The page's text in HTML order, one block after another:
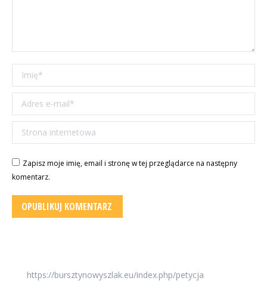
Imię *
Adres e-mail *
Strona internetowa
Zapisz moje imię, email i stronę w tej przeglądarce na następny
komentarz.
OPUBLIKUJ KOMENTARZ
https://bursztynowyszlak.eu/index.php/petycja